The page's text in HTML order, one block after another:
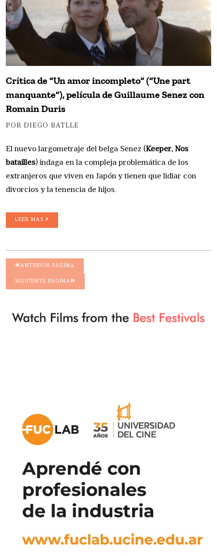
Crítica de “Un amor incompleto” (“Une part
manquante”), película de Guillaume Senez con
Romain Duris
POR DIEGO BATLLE
El nuevo largometraje del belga Senez (Keeper, Nos
batailles) indaga en la compleja problemática de los
extranjeros que viven en Japón y tienen que lidiar con
divorcios y la tenencia de hijos.
LEER MAS
ANTERIOR PAGINA
SIGUIENTE PAGINA